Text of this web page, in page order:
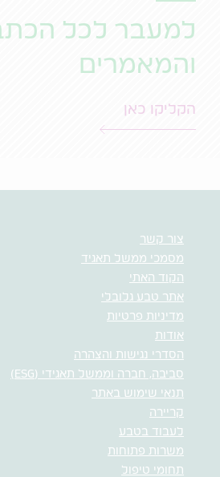
למעבר לכל
והמאמרים
הקליקו כאן
צור קשר
מסמכי ממשל תאגיד
הקוד האתי
אתר טבע גלובלי
מדיניות פרטיות
אודות
הסדרי נגישות והצהרה
סביבה, חברה וממשל תאגידי (ESG)
תנאי שימוש באתר
קריירה
לעבוד בטבע
משרות פתוחות
תחומי טיפול